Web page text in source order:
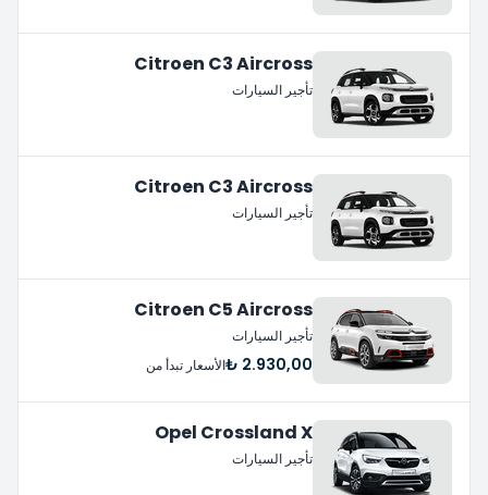
Citroen C3 Aircross
تأجير السيارات
Citroen C3 Aircross
تأجير السيارات
Citroen C5 Aircross
تأجير السيارات
2.930,00 ₺ الأسعار تبدأ من
Opel Crossland X
تأجير السيارات